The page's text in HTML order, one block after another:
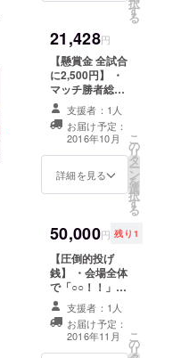
ウント、
Instagram公式
アカウントで宣
伝 ・当日予定メ
ディア：Abema
TV Fresh、ニコ
生等予定
す
る
21,428円
【懸賞金 全試合
に2,500円】 ・
マッチ勝者総取
りの懸賞金！ ・
勝者インタ
ビューにて、お
名前と口数、感
謝の言葉をお伝
えします！ ※
懸賞金とします
支援者：1人
お届け予定：
2016年10月
詳細を見る
こ
の
リ
タ
ー
ン
を
選
択
す
る
50,000円 残り1
【圧倒的投げ
銭】 ・会場全体
で「○○！！」と
チャントする動
画をお届けしま
す(30秒)（○○は
ご指定くださ
支援者：1人
お届け予定：
2016年11月
こ
の
リ